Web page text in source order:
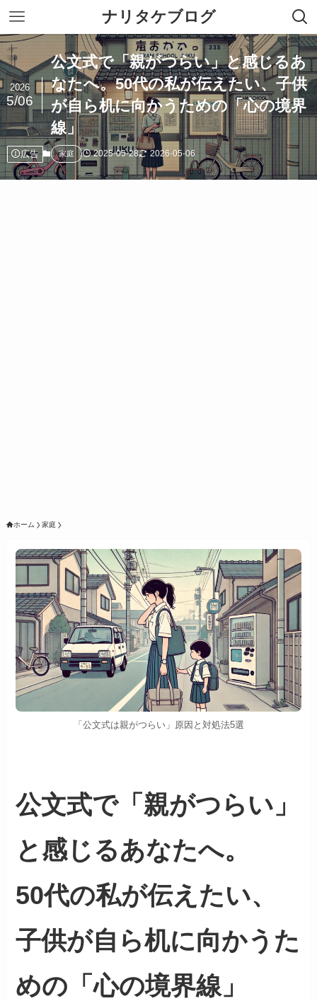
ナリタケブログ
公文式で「親がつらい」と感じるあ
なたへ。50代の私が伝えたい、子供
が自ら机に向かうための「心の境界
線」
2026
5/06
広告 家庭 2025-05-28 2026-05-06
ホーム 家庭
「公文式は親がつらい」原因と対処法5選
公文式で「親がつらい」
と感じるあなたへ。
50代の私が伝えたい、
子供が自ら机に向かうた
めの「心の境界線」